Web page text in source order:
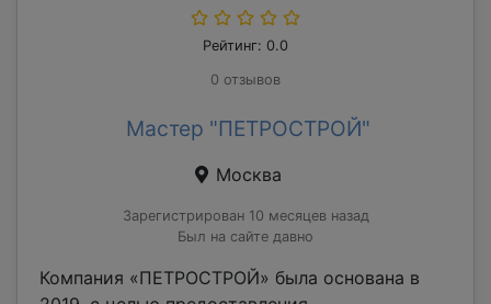
Рейтинг: 0.0
0 отзывов
Мастер "ПЕТРОСТРОЙ"
Москва
Зарегистрирован 10 месяцев назад
Был на сайте давно
Компания «ПЕТРОСТРОЙ» была основана в